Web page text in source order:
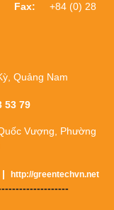
Fax: +84 (0) 28
Quảng Nam
53 79
Vượng, Phường
| http://greentechvn.net